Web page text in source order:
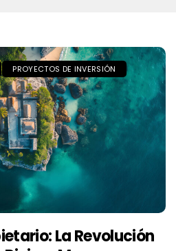
PROYECTOS DE INVERSIÓN
La Revolución